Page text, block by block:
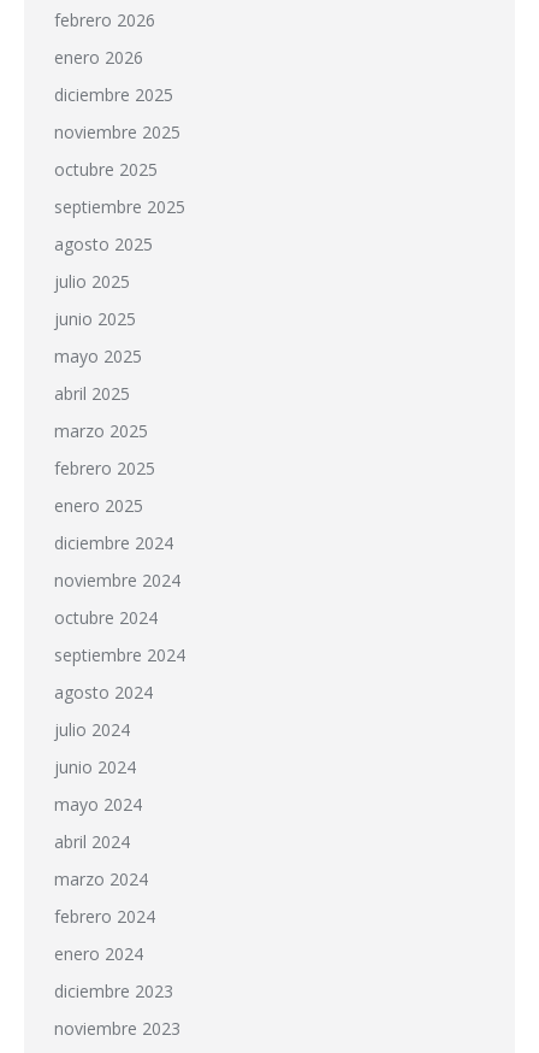
febrero 2026
enero 2026
diciembre 2025
noviembre 2025
octubre 2025
septiembre 2025
agosto 2025
julio 2025
junio 2025
mayo 2025
abril 2025
marzo 2025
febrero 2025
enero 2025
diciembre 2024
noviembre 2024
octubre 2024
septiembre 2024
agosto 2024
julio 2024
junio 2024
mayo 2024
abril 2024
marzo 2024
febrero 2024
enero 2024
diciembre 2023
noviembre 2023